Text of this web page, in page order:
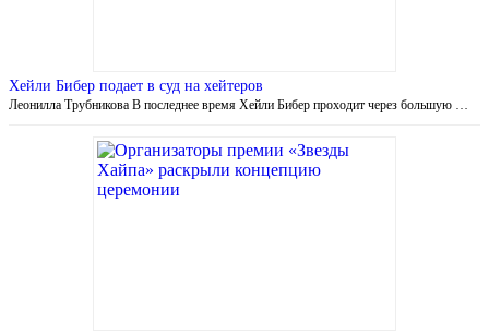
Хейли Бибер подает в суд на хейтеров
Леонилла Трубникова В последнее время Хейли Бибер проходит через большую …